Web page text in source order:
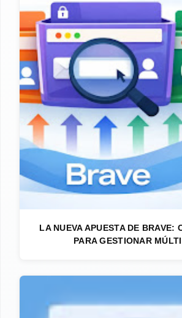
LA NUEVA APUESTA DE BRAVE:
PARA GESTIONAR